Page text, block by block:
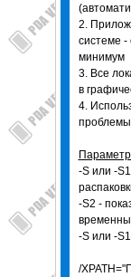
2.
системе -
минимум
3. Все
в
4.
проблемы
-S или -
-S2 -
-S или -
/